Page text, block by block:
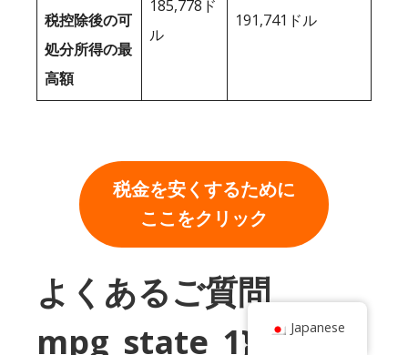
税控除後の可
処分所得の最
高額
185,778ド
ル
191,741ドル
税金を安くするために
ここをクリック
よくあるご質問
mpg_state_1}}とデラ
Japanese